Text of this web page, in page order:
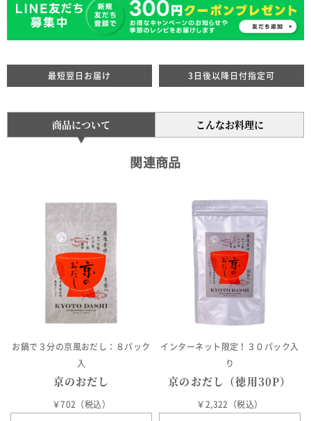
最短翌日お届け 3日後以降日付指定可
商品について こんなお料理に
関連商品
お鍋で３分の京風おだし：８パック
入
京のおだし
￥702（税込）
インターネット限定！３０パック入
り
京のおだし（徳用30P）
￥2,322（税込）